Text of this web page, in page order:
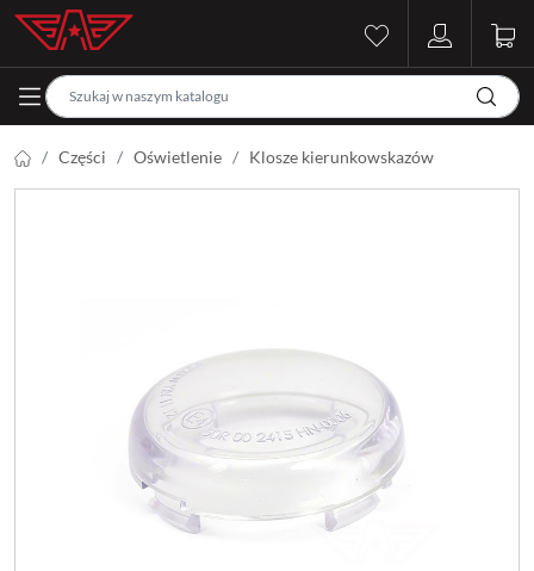
Części Oświetlenie Klosze kierunkowskazów